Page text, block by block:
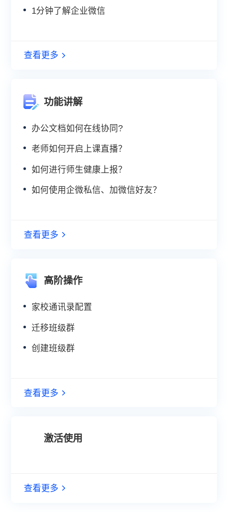
1分钟了解企业微信
查看更多
功能讲解
办公文档如何在线协同?
老师如何开启上课直播？
如何进行师生健康上报？
如何使用企微私信、加微信好友？
查看更多
高阶操作
家校通讯录配置
迁移班级群
创建班级群
查看更多
激活使用
查看更多